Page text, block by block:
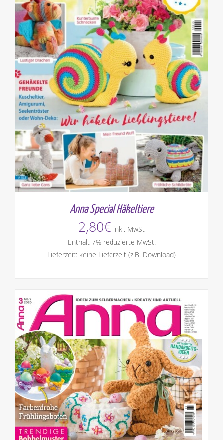
Anna Special Häkeltiere
2,80€ inkl. MwSt
Enthält 7% reduzierte MwSt.
Lieferzeit: keine Lieferzeit (z.B. Download)